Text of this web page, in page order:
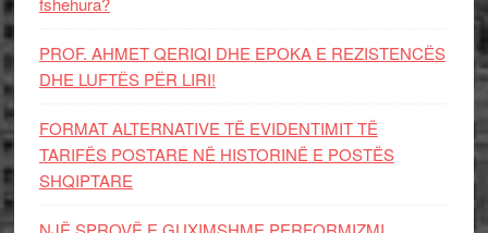
PROF. AHMET QERIQI DHE EPOKA E REZISTENCЁS
DHE LUFTЁS PЁR LIRI!
FORMAT ALTERNATIVE TË EVIDENTIMIT TË
TARIFËS POSTARE NË HISTORINË E POSTËS
SHQIPTARE